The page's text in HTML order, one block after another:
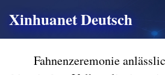
Xinhuanet Deutsch
Fahnenzeremonie